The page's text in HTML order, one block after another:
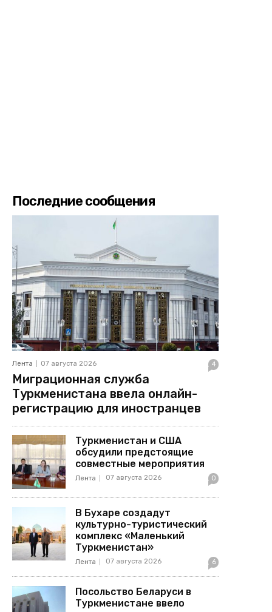
Последние сообщения
Лента 07 августа 2026 4
Миграционная служба
Туркменистана ввела онлайн-
регистрацию для иностранцев
Туркменистан и США
обсудили предстоящие
совместные мероприятия
Лента 07 августа 2026 0
В Бухаре создадут
культурно-туристический
комплекс «Маленький
Туркменистан»
Лента 07 августа 2026 6
Посольство Беларуси в
Туркменистане ввело